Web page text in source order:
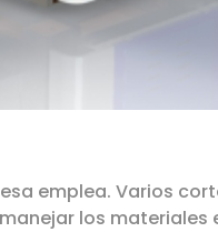
emplea. Varios
los materiales